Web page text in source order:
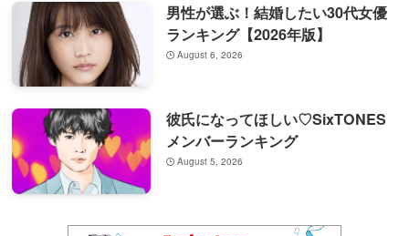
男性が選ぶ！結婚したい30代女優
ランキング【2026年版】
August 6, 2026
彼氏になってほしい♡SixTONES
メンバーランキング
August 5, 2026